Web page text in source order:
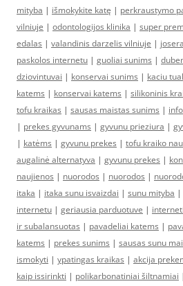
mityba | išmokykite katę | perkraustymo
vilniuje | odontologijos klinika | super
edalas | valandinis darzelis vilniuje |
paskolos internetu | guoliai sunims |
dziovintuvai | konservai sunims | kaciu
katems | konservai katems | silikoninis
tofu kraikas | sausas maistas sunims | info
| prekes gyvunams | gyvunu prieziura |
| katėms | gyvunu prekes | tofu kraiko
augalinė alternatyva | gyvunu prekes |
naujienos | nuorodos | nuorodos |
itaka | itaka sunu isvaizdai | sunu mityba |
internetu | geriausia parduotuve |
ir subalansuotas | pavadeliai katems |
katems | prekes sunims | sausas sunu
ismokyti | ypatingas kraikas | akcija
kaip issirinkti | polikarbonatiniai šiltnamiai